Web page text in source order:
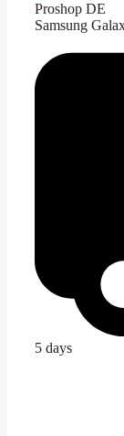
Proshop DE
Samsung
5 days